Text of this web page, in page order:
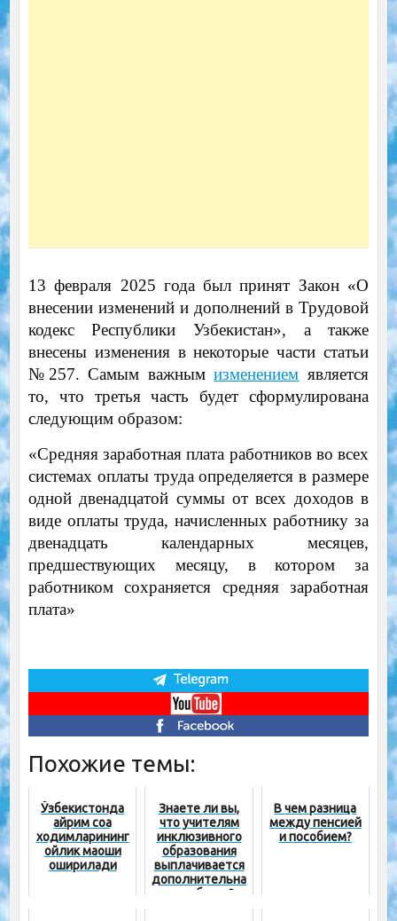
13 февраля 2025 года был принят Закон «О
внесении изменений и дополнений в Трудовой
кодекс Республики Узбекистан», а также
внесены изменения в некоторые части статьи
№257. Самым важнымизменением является
то, что третья часть будет сформулирована
следующим образом:
«Средняя заработная плата работников во всех
системах оплаты труда определяется в размере
одной двенадцатой суммы от всех доходов в
виде оплаты труда, начисленных работнику за
двенадцать календарных месяцев,
предшествующих месяцу, в котором за
работником сохраняется средняя заработная
плата»
Похожие темы:
Ўзбекистонда
айрим соҳа
ходимларининг
ойлик маоши
оширилади
Знаете ли вы,
что учителям
инклюзивного
образования
выплачивается
дополнительна
я надбавка?
В чем разница
между пенсией
и пособием?